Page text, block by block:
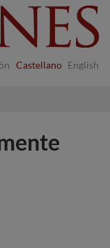
Castellano English